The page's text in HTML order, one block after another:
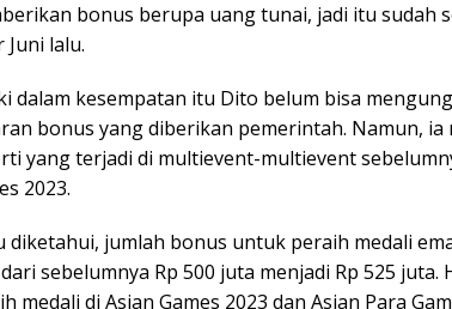
bonus berupa uang tunai, jadi itu sudah
Juni lalu.
dalam kesempatan itu Dito belum bisa
bonus yang diberikan pemerintah. Namun,
yang terjadi di multievent-multievent
2023.
diketahui, jumlah bonus untuk peraih medali
sebelumnya Rp 500 juta menjadi Rp 525 juta.
medali di Asian Games 2023 dan Asian Para